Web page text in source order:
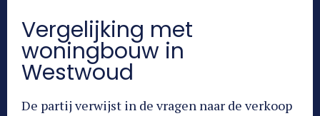
Vergelijking met
woningbouw in
Westwoud
De partij verwijst in de vragen naar de verkoop